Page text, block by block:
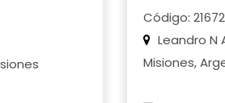
Código:
Leandro N
Misiones,